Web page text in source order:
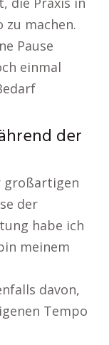
machen.
Pause
einmal
der
großartigen
der
habe ich
meinem
davon,
Tempo